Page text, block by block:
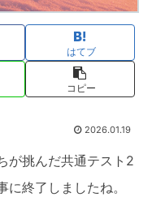
はてブ
コピー
2026.01.19
が挑んだ共通テスト2
終了しましたね。